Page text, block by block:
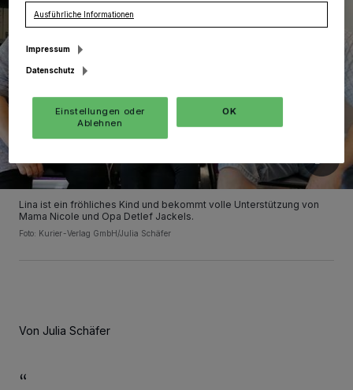
Lina ist ein fröhliches Kind und bekommt volle Unterstützung von
Mama Nicole und Opa Detlef Jackels.
Foto: Kurier-Verlag GmbH/Julia Schäfer
Von Julia Schäfer
“
Ausführliche Informationen
Impressum
Datenschutz
Einstellungen oder
Ablehnen
OK